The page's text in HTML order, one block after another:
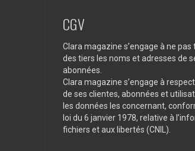
CGV
Clara magazine s’engage à ne
des tiers les noms et adresses de
abonnées.
Clara magazine s’engage à
de ses clientes, abonnées et
les données les concernant,
loi du 6 janvier 1978, relative à
fichiers et aux libertés (CNIL).